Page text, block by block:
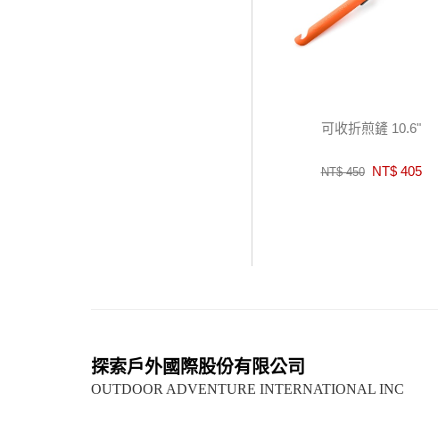
可收折煎鏟 10.6"
NT$ 450 NT$ 405
探索戶外國際股份有限公司
OUTDOOR ADVENTURE INTERNATIONAL INC